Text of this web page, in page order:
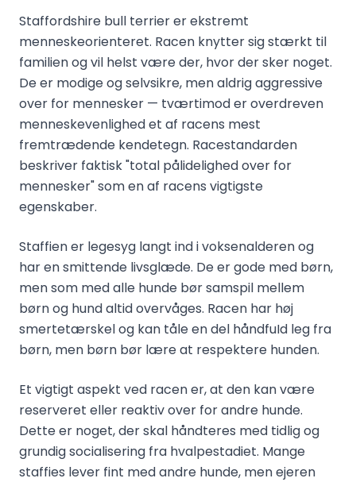
Staffordshire bull terrier er ekstremt
menneskeorienteret. Racen knytter sig stærkt til
familien og vil helst være der, hvor der sker noget.
De er modige og selvsikre, men aldrig aggressive
over for mennesker — tværtimod er overdreven
menneskevenlighed et af racens mest
fremtrædende kendetegn. Racestandarden
beskriver faktisk "total pålidelighed over for
mennesker" som en af racens vigtigste
egenskaber.
Staffien er legesyg langt ind i voksenalderen og
har en smittende livsglæde. De er gode med børn,
men som med alle hunde bør samspil mellem
børn og hund altid overvåges. Racen har høj
smertetærskel og kan tåle en del håndfuId leg fra
børn, men børn bør lære at respektere hunden.
Et vigtigt aspekt ved racen er, at den kan være
reserveret eller reaktiv over for andre hunde.
Dette er noget, der skal håndteres med tidlig og
grundig socialisering fra hvalpestadiet. Mange
staffies lever fint med andre hunde, men ejeren